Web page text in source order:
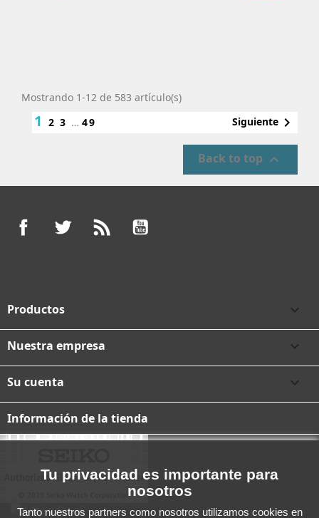
Mostrando 1-12 de 583 artículo(s)
123 … 49 Siguiente
Back to top 
FacebookTwitter
Productos 
Nuestra empresa 
Su cuenta 
Información de la tienda
Tu privacidad es importante para
nosotros
Tanto nuestros partners como nosotros utilizamos cookies en